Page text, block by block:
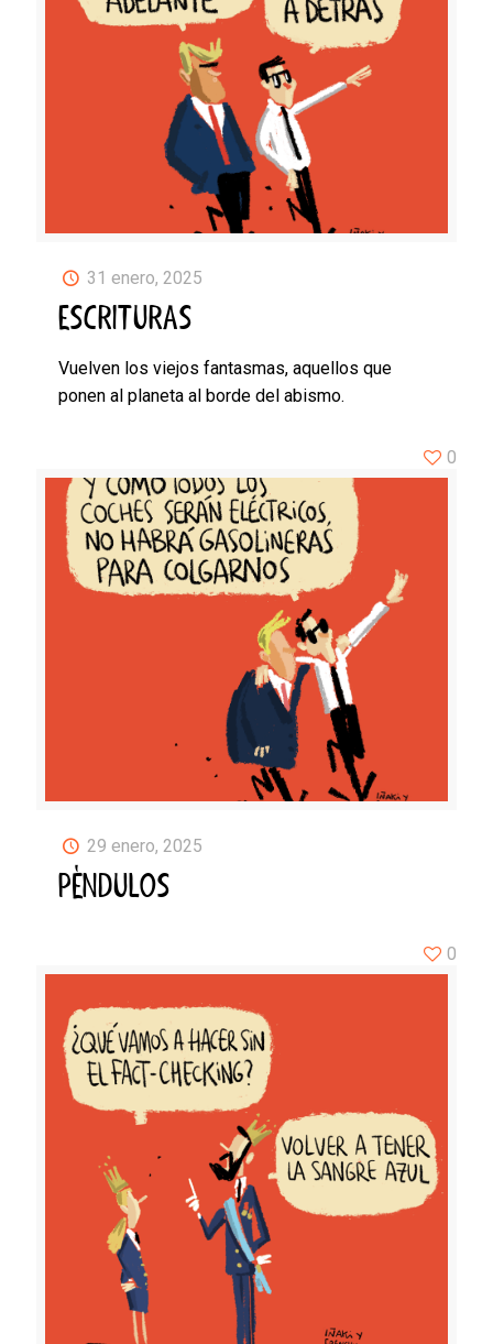
31 enero, 2025
ESCRITURAS
Vuelven los viejos fantasmas, aquellos que
ponen al planeta al borde del abismo.
29 enero, 2025
PÉNDULOS
0
0